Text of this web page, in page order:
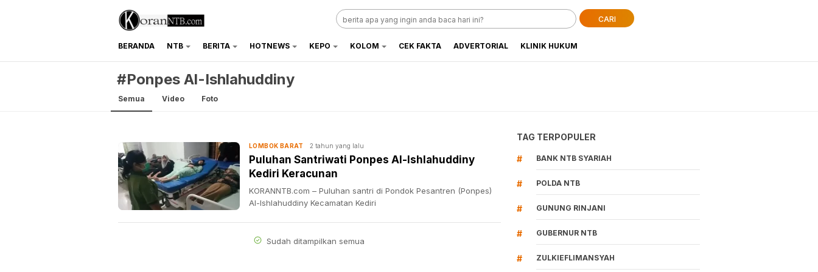
koranntb.com
CARI
BERANDA NTB BERITA HOTNEWS KEPO KOLOM CEK FAKTA ADVERTORIAL KLINIK HUKUM
#Ponpes Al-Ishlahuddiny
Semua Video Foto
LOMBOK BARAT 2 tahun yang lalu
Puluhan Santriwati Ponpes Al-Ishlahuddiny
Kediri Keracunan
KORANNTB.com – Puluhan santri di Pondok Pesantren (Ponpes)
Al-Ishlahuddiny Kecamatan Kediri
Sudah ditampilkan semua
TAG TERPOPULER
# BANK NTB SYARIAH
# POLDA NTB
# GUNUNG RINJANI
# GUBERNUR NTB
# ZULKIEFLIMANSYAH